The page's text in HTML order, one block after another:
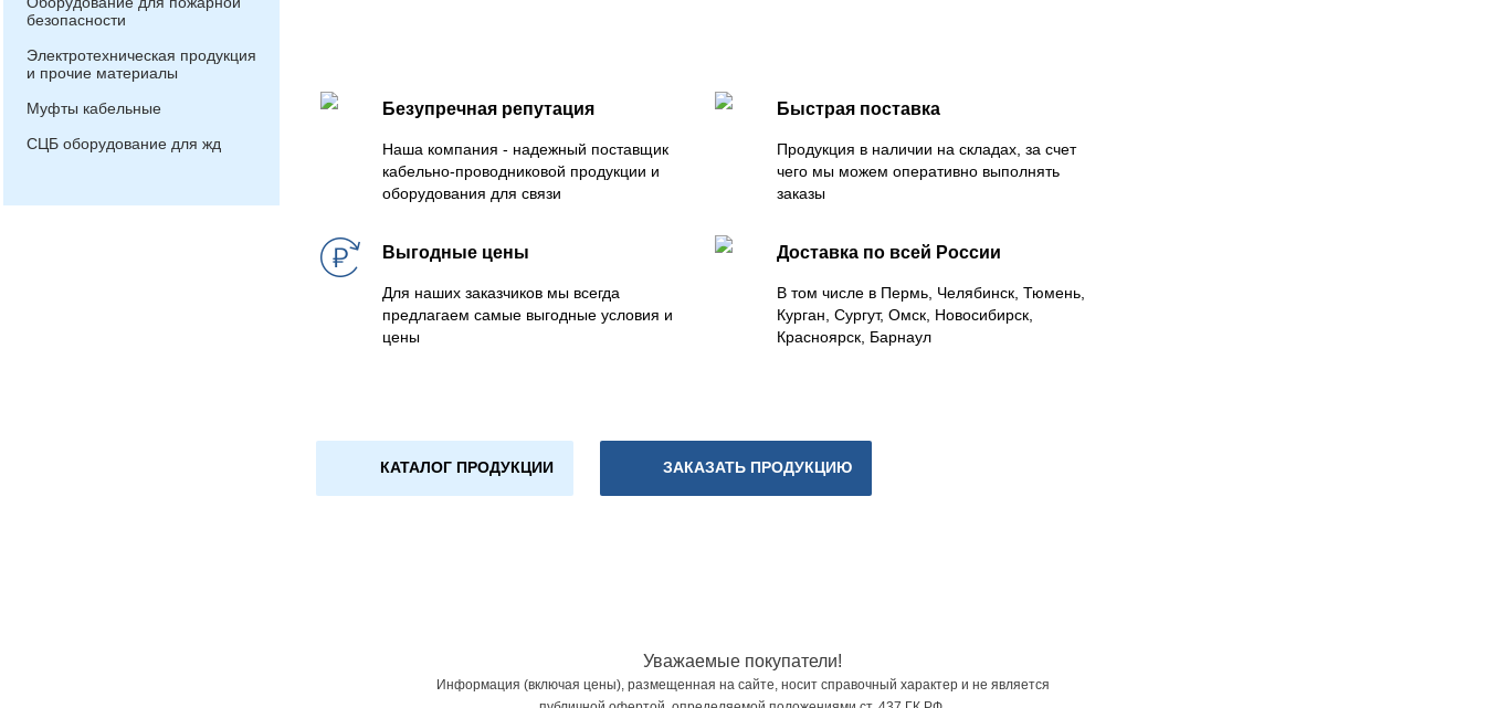
безопасности
Электротехническая продукция
и прочие материалы
Муфты кабельные
СЦБ оборудование для жд
Безупречная репутация
Наша компания - надежный поставщик
кабельно-проводниковой продукции и
оборудования для связи
Быстрая поставка
Продукция в наличии на складах, за счет
чего мы можем оперативно выполнять
заказы
Выгодные цены
Для наших заказчиков мы всегда
предлагаем самые выгодные условия и
цены
Доставка по всей России
В том числе в Пермь, Челябинск, Тюмень,
Курган, Сургут, Омск, Новосибирск,
Красноярск, Барнаул
КАТАЛОГ ПРОДУКЦИИ ЗАКАЗАТЬ ПРОДУКЦИЮ
Уважаемые покупатели!
Информация (включая цены), размещенная на сайте, носит справочный характер и не является